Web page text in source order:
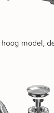
model,